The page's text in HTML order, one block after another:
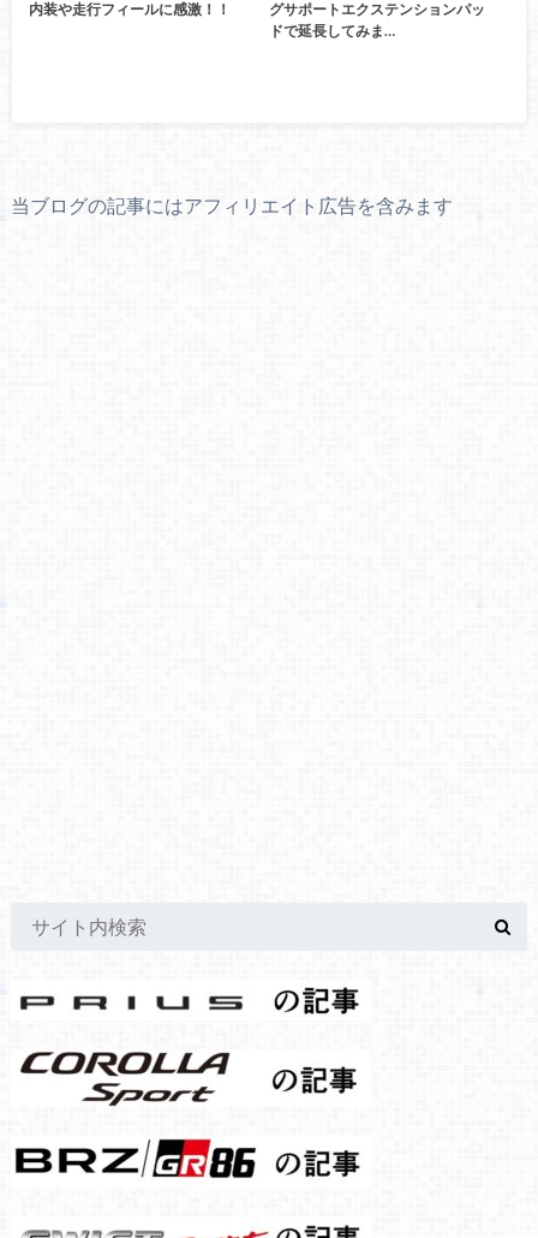
内装や走行フィールに感激！！
グサポートエクステンションパッ
ドで延長してみま…
当ブログの記事にはアフィリエイト広告を含みます